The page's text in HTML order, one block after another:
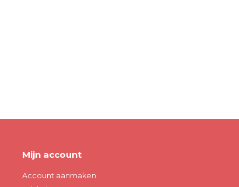
Mijn account
Account aanmaken